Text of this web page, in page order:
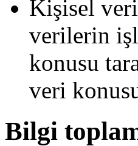
Kişisel
verilerin
konusu
veri
Bilgi